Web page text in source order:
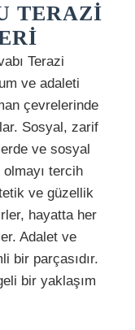
TERAZI
Terazi
ve adaleti
çevrelerinde
Sosyal, zarif
ve sosyal
tercih
ve güzellik
hayatta her
Adalet ve
bir parçasıdır.
bir yaklaşım